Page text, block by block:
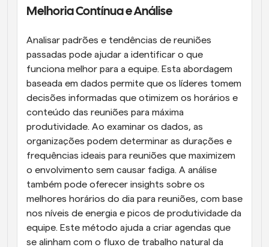
Melhoria Contínua e Análise
Analisar padrões e tendências de reuniões
passadas pode ajudar a identificar o que
funciona melhor para a equipe. Esta abordagem
baseada em dados permite que os líderes tomem
decisões informadas que otimizem os horários e
conteúdo das reuniões para máxima
produtividade. Ao examinar os dados, as
organizações podem determinar as durações e
frequências ideais para reuniões que maximizem
o envolvimento sem causar fadiga. A análise
também pode oferecer insights sobre os
melhores horários do dia para reuniões, com base
nos níveis de energia e picos de produtividade da
equipe. Este método ajuda a criar agendas que
se alinham com o fluxo de trabalho natural da